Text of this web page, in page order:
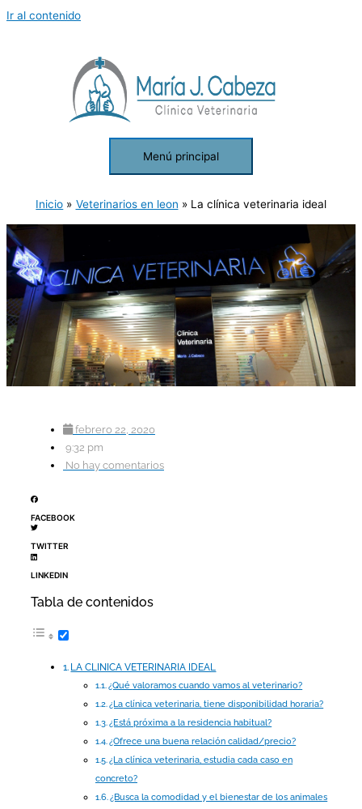
Ir al contenido
Menú principal
Inicio Veterinarios en leon La clínica veterinaria ideal
febrero 22, 2020
9:32 pm
No hay comentarios
FACEBOOK
TWITTER
LINKEDIN
Tabla de contenidos
LA CLINICA VETERINARIA IDEAL
¿Qué valoramos cuando vamos al veterinario?
¿La clínica veterinaria, tiene disponibilidad horaria?
¿Está próxima a la residencia habitual?
¿Ofrece una buena relación calidad/precio?
¿La clínica veterinaria, estudia cada caso en
concreto?
¿Busca la comodidad y el bienestar de los animales